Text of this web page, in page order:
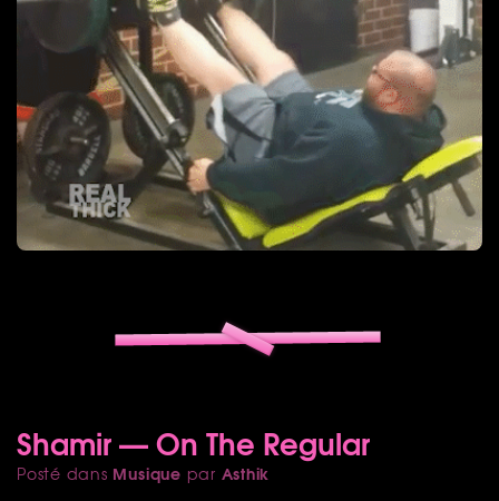
Shamir — On The Regular
Posté dans Musique par Asthik